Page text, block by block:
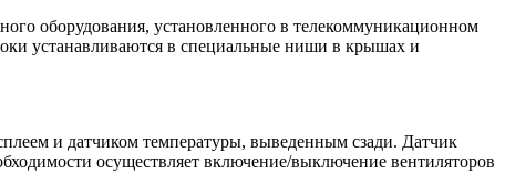
оборудования, установленного в телекоммуникационном
устанавливаются в специальные ниши в крышах и
и датчиком температуры, выведенным сзади. Датчик
осуществляет включение/выключение вентиляторов